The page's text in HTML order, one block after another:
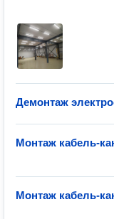
Демонтаж
Монтаж кабель-
Монтаж кабель-